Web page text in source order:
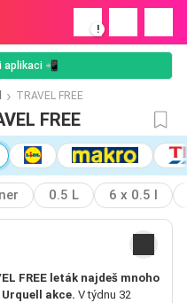
!
aplikaci 📲
TRAVEL FREE
FREE
0.5 L 6 x 0.5 l
FREE leták najdeš mnoho
akce. V týdnu 32